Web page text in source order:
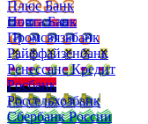
Плюс Банк
Почта Банк
Промсвязьбанк
Райффайзенбанк
Ренессанс Кредит
Росбанк
Россельхозбанк
Сбербанк России